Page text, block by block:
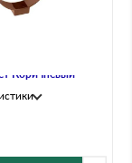
Коричневый